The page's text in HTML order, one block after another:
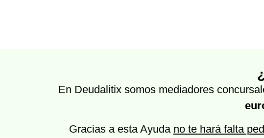
En Deudalitix somos mediadores
Gracias a esta Ayuda no te hará falta